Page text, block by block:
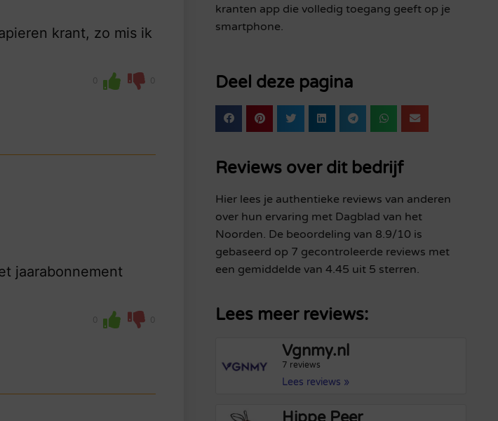
krant, zo mis ik
0 0
jaarabonnement
0 0
kranten app die volledig toegang geeft op je
smartphone.
Deel deze pagina
Reviews over dit bedrijf
Hier lees je authentieke reviews van anderen
over hun ervaring met Dagblad van het
Noorden. De beoordeling van 8.9/10 is
gebaseerd op 7 gecontroleerde reviews met
een gemiddelde van 4.45 uit 5 sterren.
Lees meer reviews:
Vgnmy.nl
7 reviews
Lees reviews »